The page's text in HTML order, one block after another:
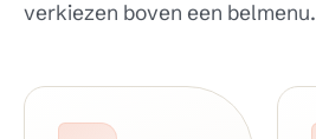
verkiezen boven een belmenu.